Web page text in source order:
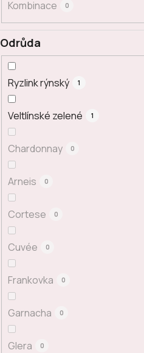
Odrůda
Ryzlink rýnský 1
Veltlínské zelené 1
Chardonnay 0
Arneis 0
Cortese 0
Cuvée 0
Frankovka 0
Garnacha 0
Glera 0
Kombinace 0